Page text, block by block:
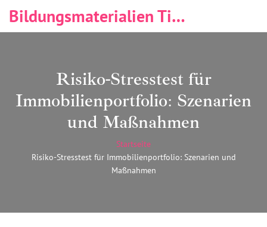
Bildungsmaterialien Tischlerei & Immobilien
Risiko-Stresstest für
Immobilienportfolio: Szenarien
und Maßnahmen
Startseite
Risiko-Stresstest für Immobilienportfolio: Szenarien und
Maßnahmen